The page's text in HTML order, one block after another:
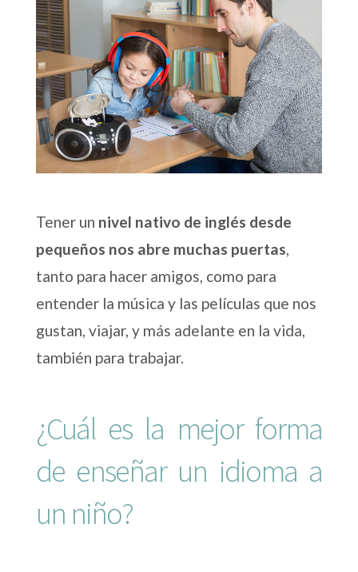
Tener un nivel nativo de inglés desde
pequeños nos abre muchas puertas,
tanto para hacer amigos, como para
entender la música y las películas que nos
gustan, viajar, y más adelante en la vida,
también para trabajar.
¿Cuál es la mejor forma
de enseñar un idioma a
un niño?